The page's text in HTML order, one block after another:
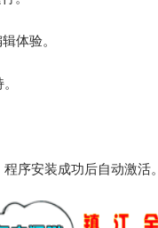
体验。
序安装成功后自动激活。